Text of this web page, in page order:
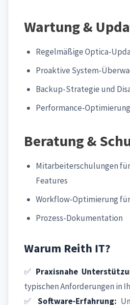
Wartung &
Regelmäßige Optica-
Proaktive System-
Backup-Strategie und
Performance-Optimierung
Beratung &
Mitarbeiterschulungen
Features
Workflow-Optimierung
Prozess-Dokumentation
Warum Reith IT?
✅ Praxisnahe
typischen Anforderungen in
✅ Software-Erfahrung: